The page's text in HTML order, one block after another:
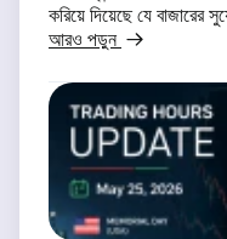
করিয়ে দিয়েছে যে বাজারের
আরও পড়ুন